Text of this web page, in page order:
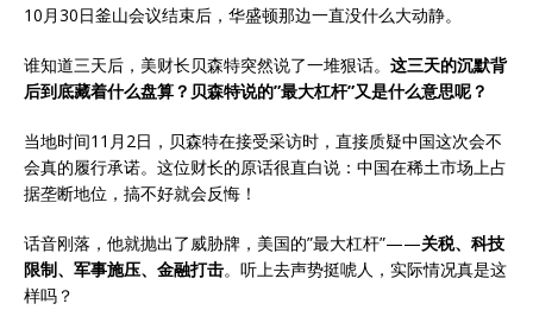
10月30日釜山会议结束后，华盛顿那边一直没什么大动静。
谁知道三天后，美财长贝森特突然说了一堆狠话。 这三天的沉默背
后到底藏着什么盘算？贝森特说的”最大杠杆”又是什么意思呢？
当地时间11月2日，贝森特在接受采访时，直接质疑中国这次会不
会真的履行承诺。这位财长的原话很直白说：中国在稀土市场上占
据垄断地位，搞不好就会反悔！
话音刚落，他就抛出了威胁牌，美国的”最大杠杆”——关税、科技
限制、军事施压、金融打击。听上去声势挺唬人，实际情况真是这
样吗？